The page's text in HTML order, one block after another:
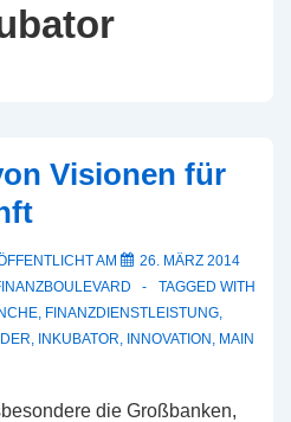
Visionen für
AM
26. MÄRZ 2014
TAGGED WITH
, FINANZDIENSTLEISTUNG,
, INKUBATOR, INNOVATION, MAIN
die Großbanken,